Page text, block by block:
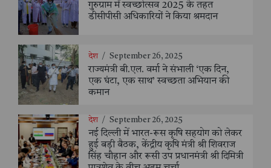
गुरुग्राम में स्वच्छोत्सव 2025 के तहत
डीसीपीसी अधिकारियों ने किया श्रमदान
देश / September 26, 2025
राज्यमंत्री बी.एल. वर्मा ने संभाली ‘एक दिन,
एक घंटा, एक साथ’ स्वच्छता अभियान की
कमान
देश / September 26, 2025
नई दिल्ली में भारत-रूस कृषि सहयोग को लेकर
हुई बड़ी बैठक, केंद्रीय कृषि मंत्री श्री शिवराज
सिंह चौहान और रूसी उप प्रधानमंत्री श्री दिमित्री